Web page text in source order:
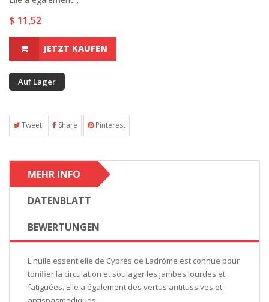
$ 11,52
JETZT KAUFEN
Auf Lager
Tweet Share Pinterest
MEHR INFO
DATENBLATT
BEWERTUNGEN
L'huile essentielle de Cyprès de Ladrôme est connue pour
tonifier la circulation et soulager les jambes lourdes et
fatiguées. Elle a également des vertus antitussives et